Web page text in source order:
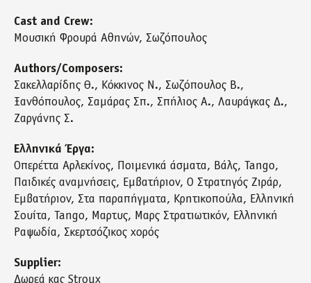
Cast and Crew:
Μουσική Φρουρά Αθηνών, Σωζόπουλος
Authors/Composers:
Σακελλαρίδης Θ., Κόκκινος Ν., Σωζόπουλος Β.,
Ξανθόπουλος, Σαμάρας Σπ., Σπήλιος Α., Λαυράγκας Δ.,
Ζαργάνης Σ.
Ελληνικά Έργα:
Οπερέττα Αρλεκίνος, Ποιμενικά άσματα, Βάλς, Tango,
Παιδικές αναμνήσεις, Εμβατήριον, Ο Στρατηγός Ζιράρ,
Εμβατήριον, Στα παραπήγματα, Κρητικοπούλα, Ελληνική
Σουίτα, Tango, Μαρτυς, Μαρς Στρατιωτικόν, Ελληνική
Ραψωδία, Σκερτσόζικος χορός
Supplier:
Δωρεά κας Stroux